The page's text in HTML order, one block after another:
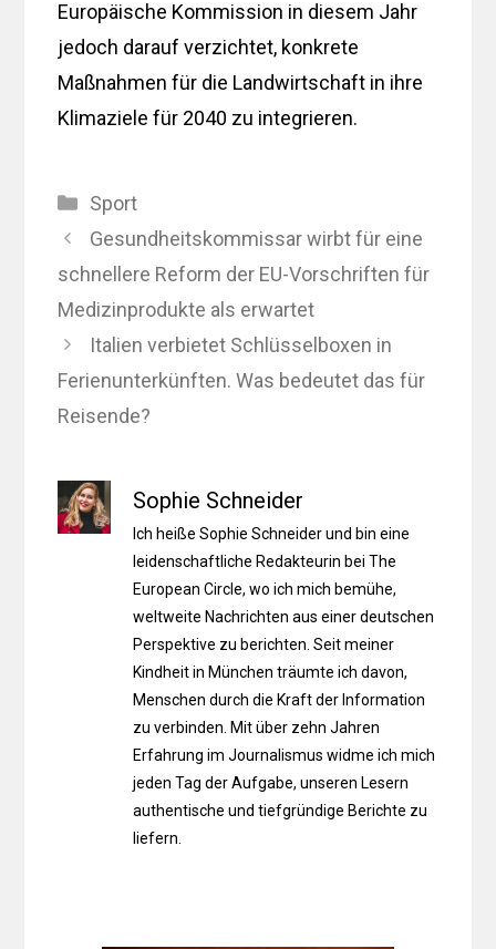
Europäische Kommission in diesem Jahr
jedoch darauf verzichtet, konkrete
Maßnahmen für die Landwirtschaft in ihre
Klimaziele für 2040 zu integrieren.
Kategorien
Sport
Gesundheitskommissar wirbt für eine
schnellere Reform der EU-Vorschriften für
Medizinprodukte als erwartet
Italien verbietet Schlüsselboxen in
Ferienunterkünften. Was bedeutet das für
Reisende?
Sophie Schneider
Ich heiße Sophie Schneider und bin eine
leidenschaftliche Redakteurin bei The
European Circle, wo ich mich bemühe,
weltweite Nachrichten aus einer deutschen
Perspektive zu berichten. Seit meiner
Kindheit in München träumte ich davon,
Menschen durch die Kraft der Information
zu verbinden. Mit über zehn Jahren
Erfahrung im Journalismus widme ich mich
jeden Tag der Aufgabe, unseren Lesern
authentische und tiefgründige Berichte zu
liefern.